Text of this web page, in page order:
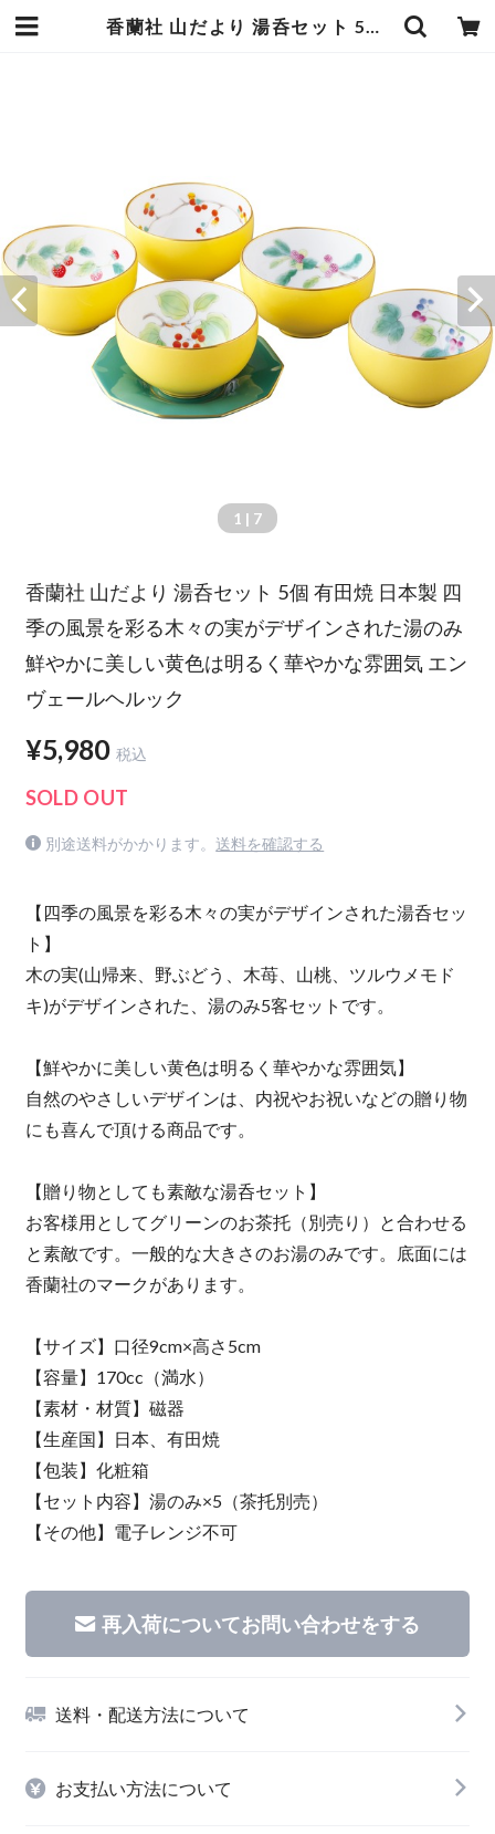
香蘭社 山だより 湯呑セット 5個 有田焼 日本製 四季の風景を彩る木々の実がデザインされた湯のみ 鮮やかに美しい黄色は明るく華やかな雰囲気 エンヴェールヘルック | エンジュール
1 | 7
香蘭社 山だより 湯呑セット 5個 有田焼 日本製 四
季の風景を彩る木々の実がデザインされた湯のみ
鮮やかに美しい黄色は明るく華やかな雰囲気 エン
ヴェールヘルック
¥5,980 税込
SOLD OUT
別途送料がかかります。 送料を確認する
【四季の風景を彩る木々の実がデザインされた湯呑セッ
ト】
木の実(山帰来、野ぶどう、木苺、山桃、ツルウメモド
キ)がデザインされた、湯のみ5客セットです。
【鮮やかに美しい黄色は明るく華やかな雰囲気】
自然のやさしいデザインは、内祝やお祝いなどの贈り物
にも喜んで頂ける商品です。
【贈り物としても素敵な湯呑セット】
お客様用としてグリーンのお茶托（別売り）と合わせる
と素敵です。一般的な大きさのお湯のみです。底面には
香蘭社のマークがあります。
【サイズ】口径9cm×高さ5cm
【容量】170cc（満水）
【素材・材質】磁器
【生産国】日本、有田焼
【包装】化粧箱
【セット内容】湯のみ×5（茶托別売）
【その他】電子レンジ不可
再入荷についてお問い合わせをする
送料・配送方法について
お支払い方法について